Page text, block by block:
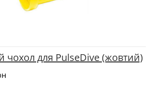
чохол для PulseDive (жовтий)